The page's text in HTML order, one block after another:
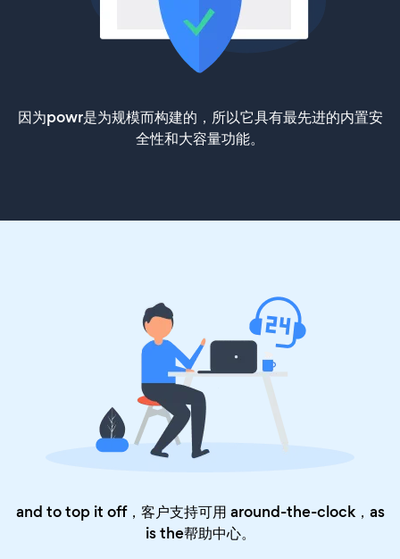
因为powr是为规模而构建的，所以它具有最先进的内置安
全性和大容量功能。
and to top it off，客户支持可用 around-the-clock，as
is the帮助中心。